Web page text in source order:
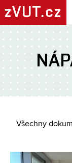
zVUT.cz
Všechny